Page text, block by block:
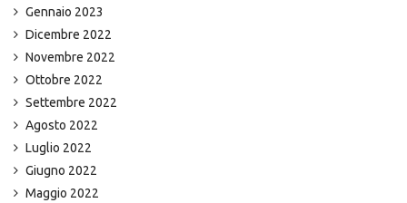
Gennaio 2023
Dicembre 2022
Novembre 2022
Ottobre 2022
Settembre 2022
Agosto 2022
Luglio 2022
Giugno 2022
Maggio 2022